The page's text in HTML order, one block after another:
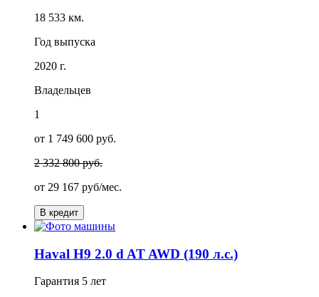
18 533 км.
Год выпуска
2020 г.
Владельцев
1
от 1 749 600 руб.
2 332 800 руб.
от 29 167 руб/мес.
В кредит
Haval H9 2.0 d AT AWD (190 л.с.)
Гарантия 5 лет